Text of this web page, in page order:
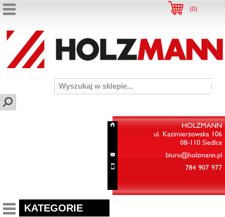
(0)
HOLZMANN
Kazimierzowska 106
biuro@holzmann.pl
KATEGORIE